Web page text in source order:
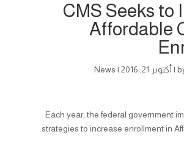
CMS Seeks to
Affordable
| أكتوبر 21, 2016 |
News
Each year, the federal government
strategies to increase enrollment in